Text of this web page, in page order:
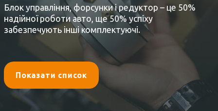
Блок управління, форсунки і редуктор – це 50%
надійної роботи авто, ще 50% успіху
забезпечують інші комплектуючі.
Показати список